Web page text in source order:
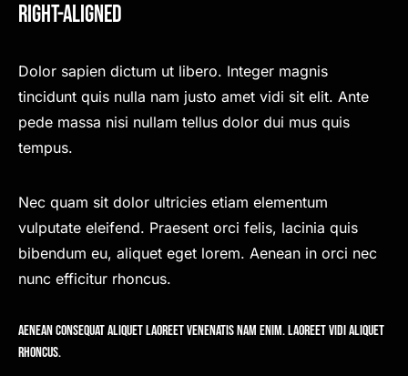
Right-Aligned
Dolor sapien dictum ut libero. Integer magnis
tincidunt quis nulla nam justo amet vidi sit elit. Ante
pede massa nisi nullam tellus dolor dui mus quis
tempus.
Nec quam sit dolor ultricies etiam elementum
vulputate eleifend. Praesent orci felis, lacinia quis
bibendum eu, aliquet eget lorem. Aenean in orci nec
nunc efficitur rhoncus.
Aenean consequat aliquet laoreet venenatis nam enim. Laoreet vidi aliquet
rhoncus.